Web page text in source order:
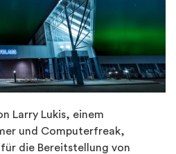
Larry Lukis, einem
und Computerfreak,
die Bereitstellung von